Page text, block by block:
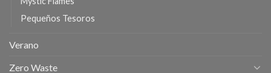
Pequeños Tesoros
Verano
Zero Waste